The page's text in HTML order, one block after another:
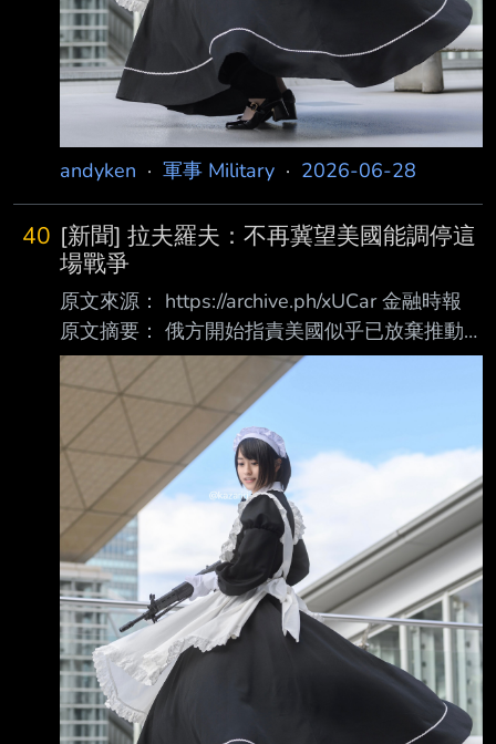
andyken · 軍事 Military · 2026-06-28
40 [新聞] 拉夫羅夫：不再冀望美國能調停這
場戰爭
原文來源： https://archive.ph/xUCar 金融時報
原文摘要： 俄方開始指責美國似乎已放棄推動
結束烏俄戰爭的斡旋努力，因為美國總統川普的
立場似乎 再次偏向支持烏克蘭 俄羅斯外長拉夫
羅夫週二表示，美國「似乎正在退出一個客觀調
停者的角色」，並且已經「 忘記」川普去年那
些逐漸接近俄方立場的言論 據兩名知悉七大工
業國集團領袖私下討論情況的人士透露，川普在
上週的峰會上對烏克蘭近 期深入俄羅斯境內的
各項遠程打擊行動「印象深刻且充滿熱情」，他
還同意進一步加強對俄 羅斯能源產業的制裁 這
些打擊行動持續